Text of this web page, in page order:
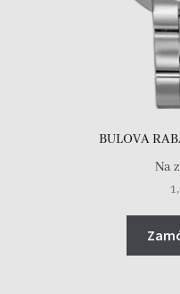
BULOVA
Na